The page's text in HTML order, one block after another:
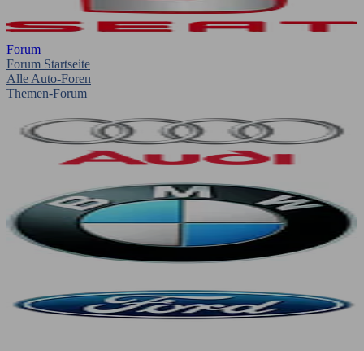
Forum
Forum Startseite
Alle Auto-Foren
Themen-Forum